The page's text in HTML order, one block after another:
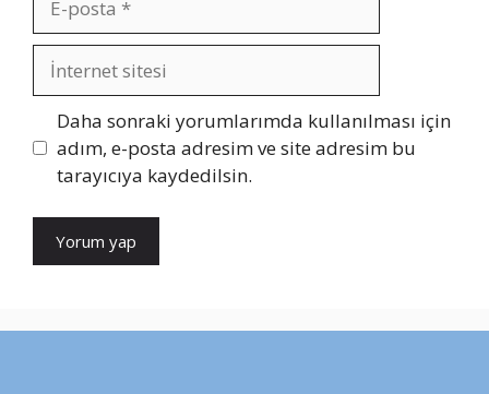
posta
İnternet
sitesi
Daha sonraki yorumlarımda kullanılması için
adım, e-posta adresim ve site adresim bu
tarayıcıya kaydedilsin.